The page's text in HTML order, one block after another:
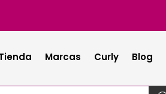
Marcas Curly Blog